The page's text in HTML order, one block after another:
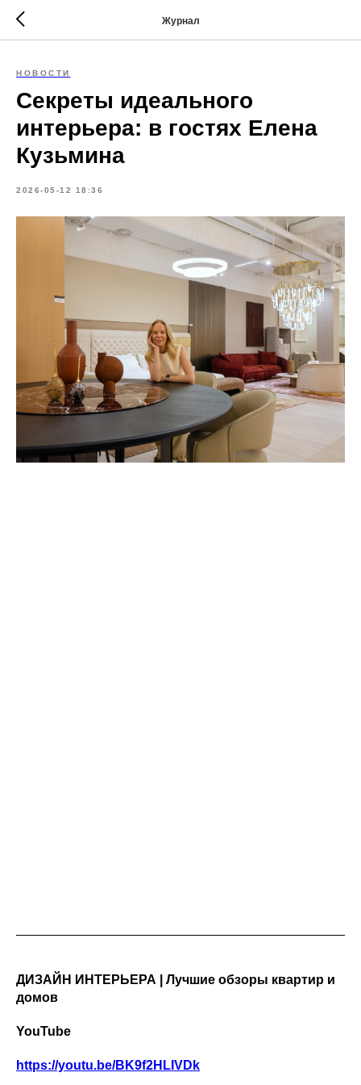
Журнал
НОВОСТИ
Секреты идеального
интерьера: в гостях Елена
Кузьмина
2026-05-12 18:36
ДИЗАЙН ИНТЕРЬЕРА | Лучшие обзоры квартир и
домов
YouTube
https://youtu.be/BK9f2HLIVDk